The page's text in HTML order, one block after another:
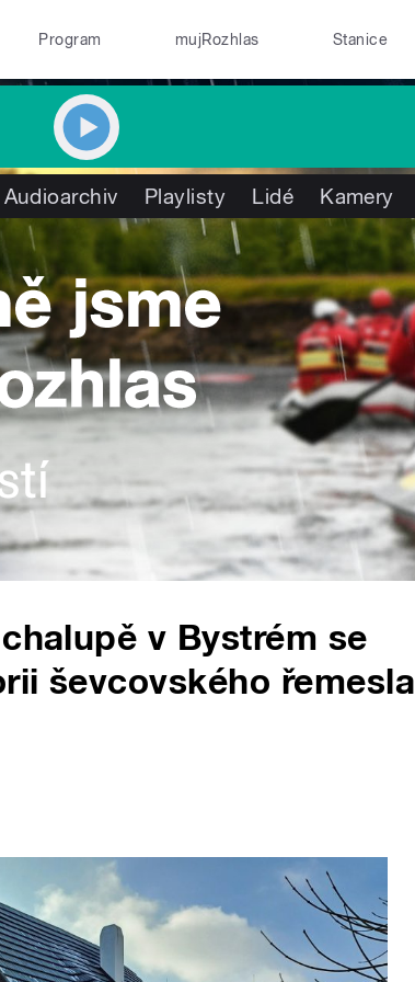
Program mujRozhlas Stanice
Audioarchiv Playlisty Lidé Kamery
v Bystrém se
ševcovského řemesla